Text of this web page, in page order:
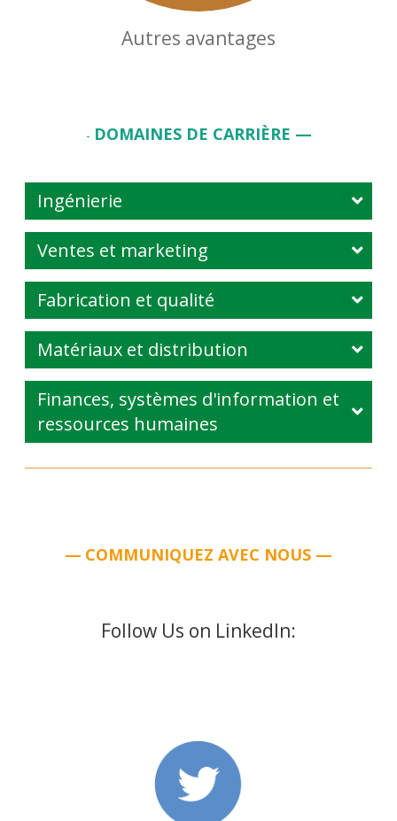
Autres avantages
- DOMAINES DE CARRIÈRE —
Ingénierie
Ventes et marketing
Fabrication et qualité
Matériaux et distribution
Finances, systèmes d'information et
ressources humaines
— COMMUNIQUEZ AVEC NOUS —
Follow Us on LinkedIn: